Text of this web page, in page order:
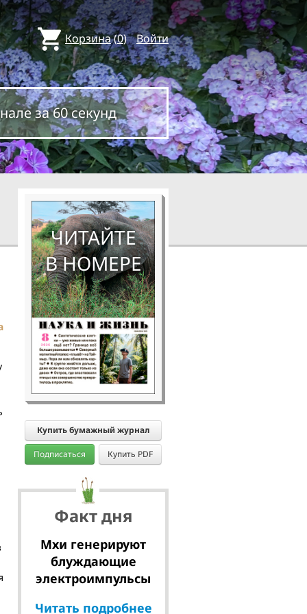
Корзина(0) Войти
за 60 секунд
ЧИТАЙТЕ
В НОМЕРЕ
Купить бумажный журнал
Подписаться Купить PDF
Факт дня
Мхи генерируют
блуждающие
электроимпульсы
Читать подробнее